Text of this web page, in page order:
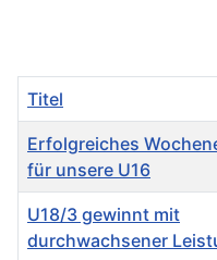
Titel
Erfolgreiches
für unsere U16
U18/3 gewinnt mit
durchwachsener